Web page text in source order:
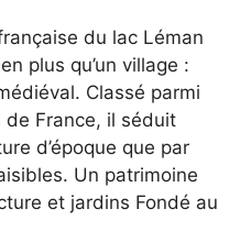
du lac Léman
plus qu’un village :
Classé parmi
de France, il séduit
d’époque que par
Un patrimoine
et jardins Fondé au